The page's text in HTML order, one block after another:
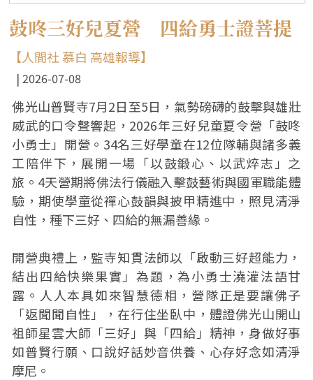
鼓咚三好兒夏營 四給勇士證菩提
【人間社 慕白 高雄報導】
2026-07-08
佛光山普賢寺7月2日至5日，氣勢磅礴的鼓擊與雄壯
威武的口令聲響起，2026年三好兒童夏令營「鼓咚
小勇士」開營。34名三好學童在12位隊輔與諸多義
工陪伴下，展開一場「以鼓鍛心、以武焠志」之
旅。4天營期將佛法行儀融入擊鼓藝術與國軍職能體
驗，期使學童從禪心鼓韻與披甲精進中，照見清淨
自性，種下三好、四給的無漏善緣。
開營典禮上，監寺知貫法師以「啟動三好超能力，
結出四給快樂果實」為題，為小勇士澆灌法語甘
露。人人本具如來智慧德相，營隊正是要讓佛子
「返聞聞自性」，在行住坐臥中，體證佛光山開山
祖師星雲大師「三好」與「四給」精神，身做好事
如普賢行願、口說好話妙音供養、心存好念如清淨
摩尼。